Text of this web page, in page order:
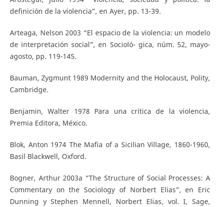
definición de la violencia”, en Ayer, pp. 13-39.
Arteaga, Nelson 2003 “El espacio de la violencia: un modelo
de interpretación social”, en Socioló- gica, núm. 52, mayo-
agosto, pp. 119-145.
Bauman, Zygmunt 1989 Modernity and the Holocaust, Polity,
Cambridge.
Benjamin, Walter 1978 Para una crítica de la violencia,
Premia Editora, México.
Blok, Anton 1974 The Mafia of a Sicilian Village, 1860-1960,
Basil Blackwell, Oxford.
Bogner, Arthur 2003a “The Structure of Social Processes: A
Commentary on the Sociology of Norbert Elias”, en Eric
Dunning y Stephen Mennell, Norbert Elias, vol. I, Sage,